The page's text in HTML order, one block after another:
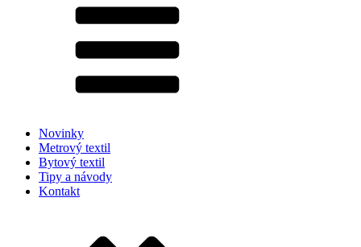
Novinky
Metrový textil
Bytový textil
Tipy a návody
Kontakt